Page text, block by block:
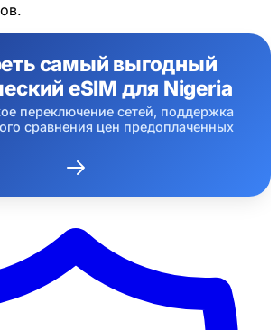
самый выгодный
eSIM для Nigeria
переключение сетей, поддержка
сравнения цен предоплаченных